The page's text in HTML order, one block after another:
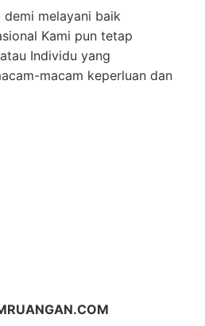
demi melayani baik
Kami pun tetap
Individu yang
macam keperluan dan